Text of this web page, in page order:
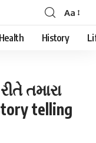
Aa
Health History
તમારા
telling